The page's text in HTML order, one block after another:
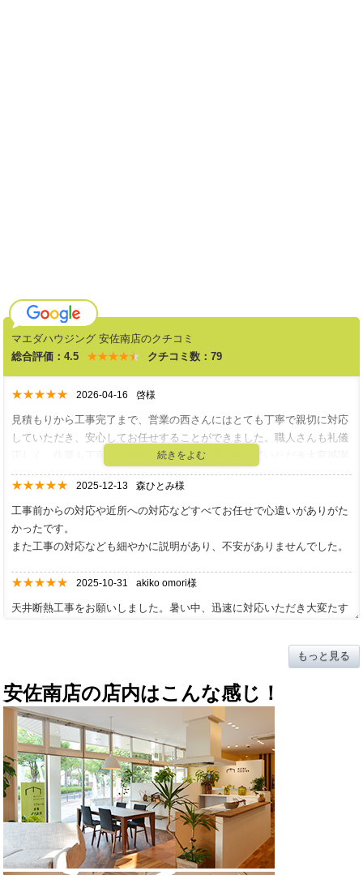
マエダハウジング 安佐南店のクチコミ
総合評価：4.5
★★★★★
★★★★★ クチコミ数：79
★★★★★
★★★★★ 2026-04-16 啓様
見積もりから工事完了まで、営業の西さんにはとても丁寧で親切に対応
していただき、安心してお任せすることができました。職人さんも礼儀
正しく、作業も丁寧で、細かいところまで気を配っていただき大変感謝
しています。
仕上がりも期待以上で妻ともども非常に満足しています。
またリフォームする機会があれば、西さんを指名させていただきぜひお
願いしたいです。
ありがとうございました。
★★★★★
★★★★★ 2025-12-13 森ひとみ様
工事前からの対応や近所への対応などすべてお任せで心遣いがありがた
かったです。
また工事の対応なども細やかに説明があり、不安がありませんでした。
★★★★★
★★★★★ 2025-10-31 akiko omori様
天井断熱工事をお願いしました。暑い中、迅速に対応いただき大変たす
どのスタッフさんや職人さんも対応が素晴らしく安心してお任せできま
した。
細かな事にも手を抜かず住む人の思いを汲み取り、より良い方法やプラ
ンを考えて頂きました。
そのおかげでリフォームの出来上がりは大満足です。家を復活させるだ
けでなく、より良い空間と居心地の良い家に変身して頂きました。
職人さんの腕の良さにも感心しています。
リフォームといえば『マエダハウジング』さんですね。
この度は、ありがとうございました。
★★★★★
★★★★★ 2026-02-09 林京子様
工事関係者の方たちも感じが良くとても丁寧に綺麗になりました
もっと見る
安佐南店の店内はこんな感じ！